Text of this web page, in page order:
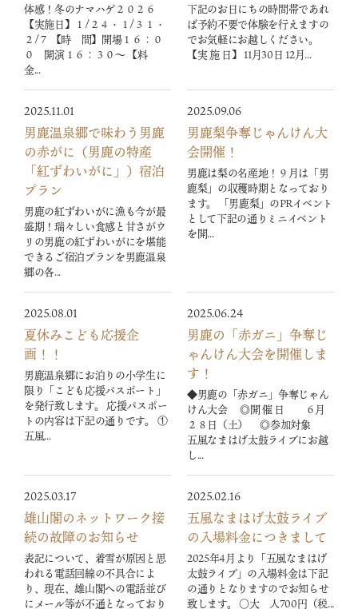
体感！冬のナマハゲ２０２６
【実施日】１/２４・１/３１・
２/７ 【時 間】開場１６：０
０ 開演１６：３０～ 【料
金...
下記のお日にちの時間帯であれ
ば予約不要で体験を行えますの
でお気軽にお越しください。
【実 施 日】 11月30日 12月...
2025.11.01
男鹿温泉郷で味わう男鹿
の赤がに（男鹿の特産
「紅ずわいがに」）宿泊
プラン
男鹿の紅ずわいがに漁も今が最
盛期！瑞々しい食感と甘さがウ
リの男鹿の紅ずわいがにを堪能
できるご宿泊プランを男鹿温泉
郷の各...
2025.09.06
男鹿梨争奪じゃんけん大
会開催！
男鹿は梨の名産地！９月は「男
鹿梨」の収穫時期となっており
ます。 「男鹿梨」のPRイベント
として下記の通りミニイベント
を開...
2025.08.01
夏休みこども応援企
画！！
男鹿温泉郷にお泊りの小学生に
限り「こども応援パスポート」
を発行致します。 応援パスポー
トの内容は下記の通りです。 ①
五風...
2025.06.24
男鹿の「赤ガニ」争奪じ
ゃんけん大会を開催しま
す！
◆男鹿の「赤ガニ」争奪じゃん
けん大会 ◎開 催 日 ６月
２８日（土） ◎参加対象
五風なまはげ太鼓ライブにお越
し...
2025.03.17
雄山閣のネットワーク接
続の故障のお知らせ
表記について、着雪が原因と思
われる電話回線の不具合によ
り、現在、雄山閣への電話並び
にメール等が不通となっており
2025.02.16
五風なまはげ太鼓ライブ
の入場料金につきまして
2025年4月より「五風なまはげ
太鼓ライブ」の入場料金は下記
の通りとなりますのでお知らせ
致します。 〇大 人700円（税...